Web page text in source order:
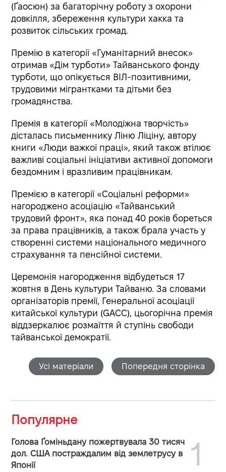
(Ґаосюн) за багаторічну роботу з охорони
довкілля, збереження культури хакка та
розвиток сільських громад.
Премію в категорії «Гуманітарний внесок»
отримав «Дім турботи» Тайванського фонду
турботи, що опікується ВІЛ-позитивними,
трудовими мігрантками та дітьми без
громадянства.
Премія в категорії «Молодіжна творчість»
дісталась письменнику Ліню Ліціну, автору
книги «Люди важкої праці», який також втілює
важливі соціальні ініціативи активної допомоги
бездомним і вразливим працівникам.
Премією в категорії «Соціальні реформи»
нагороджено асоціацію «Тайванський
трудовий фронт», яка понад 40 років бореться
за права працівників, а також брала участь у
створенні системи національного медичного
страхування та пенсійної системи.
Церемонія нагородження відбудеться 17
жовтня в День культури Тайваню. За словами
організаторів премії, Генеральної асоціації
китайської культури (GACC), цьогорічна премія
віддзеркалює розмаїття й ступінь свободи
тайванської демократії.
Усі матеріали Попередня сторінка
Популярне
Голова Ґоміньдану пожертвувала 30 тисяч
дол. США постраждалим від землетрусу в
Японії
1